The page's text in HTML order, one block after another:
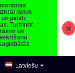
datus
palīdz
Turpinot
un
Latviešu